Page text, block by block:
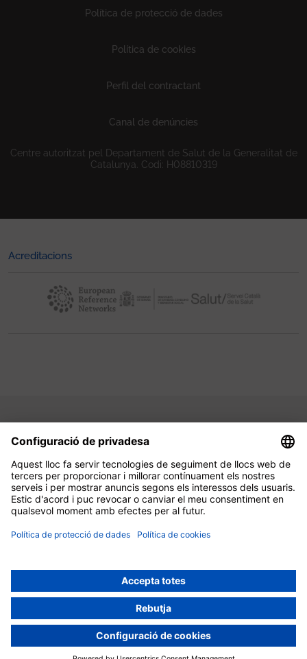
Política de protecció de dades
Política de cookies
Perfil del contractant
Canal de denúncies
Centre autoritzat pel Departament de Salut de la Generalitat de
Catalunya. Codi: H08810319
Acreditacions